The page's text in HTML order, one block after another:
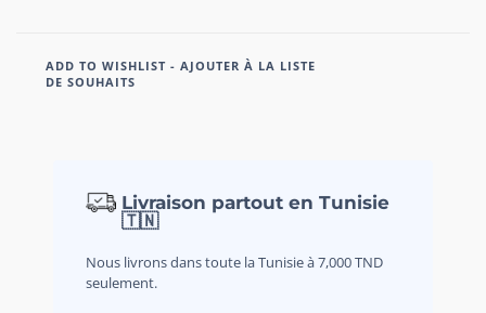
ADD TO WISHLIST - AJOUTER À LA LISTE
DE SOUHAITS
Livraison partout en Tunisie
🇹🇳
Nous livrons dans toute la Tunisie à 7,000 TND
seulement.